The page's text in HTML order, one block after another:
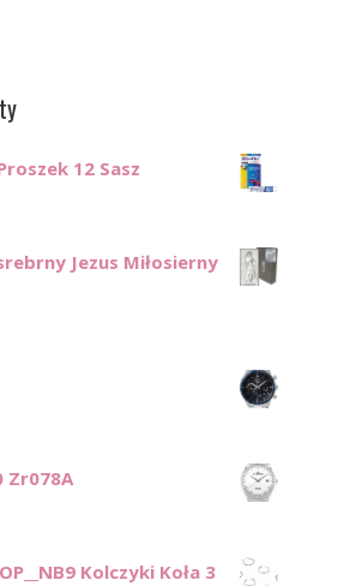
12 Sasz
Jezus Miłosierny
Zr078A
Kolczyki Koła 3